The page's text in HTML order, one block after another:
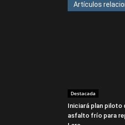
Artículos
Destacada
Iniciará plan piloto
asfalto frío para